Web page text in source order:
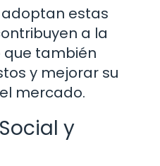
estas
a la
que también
y mejorar su
mercado.
y